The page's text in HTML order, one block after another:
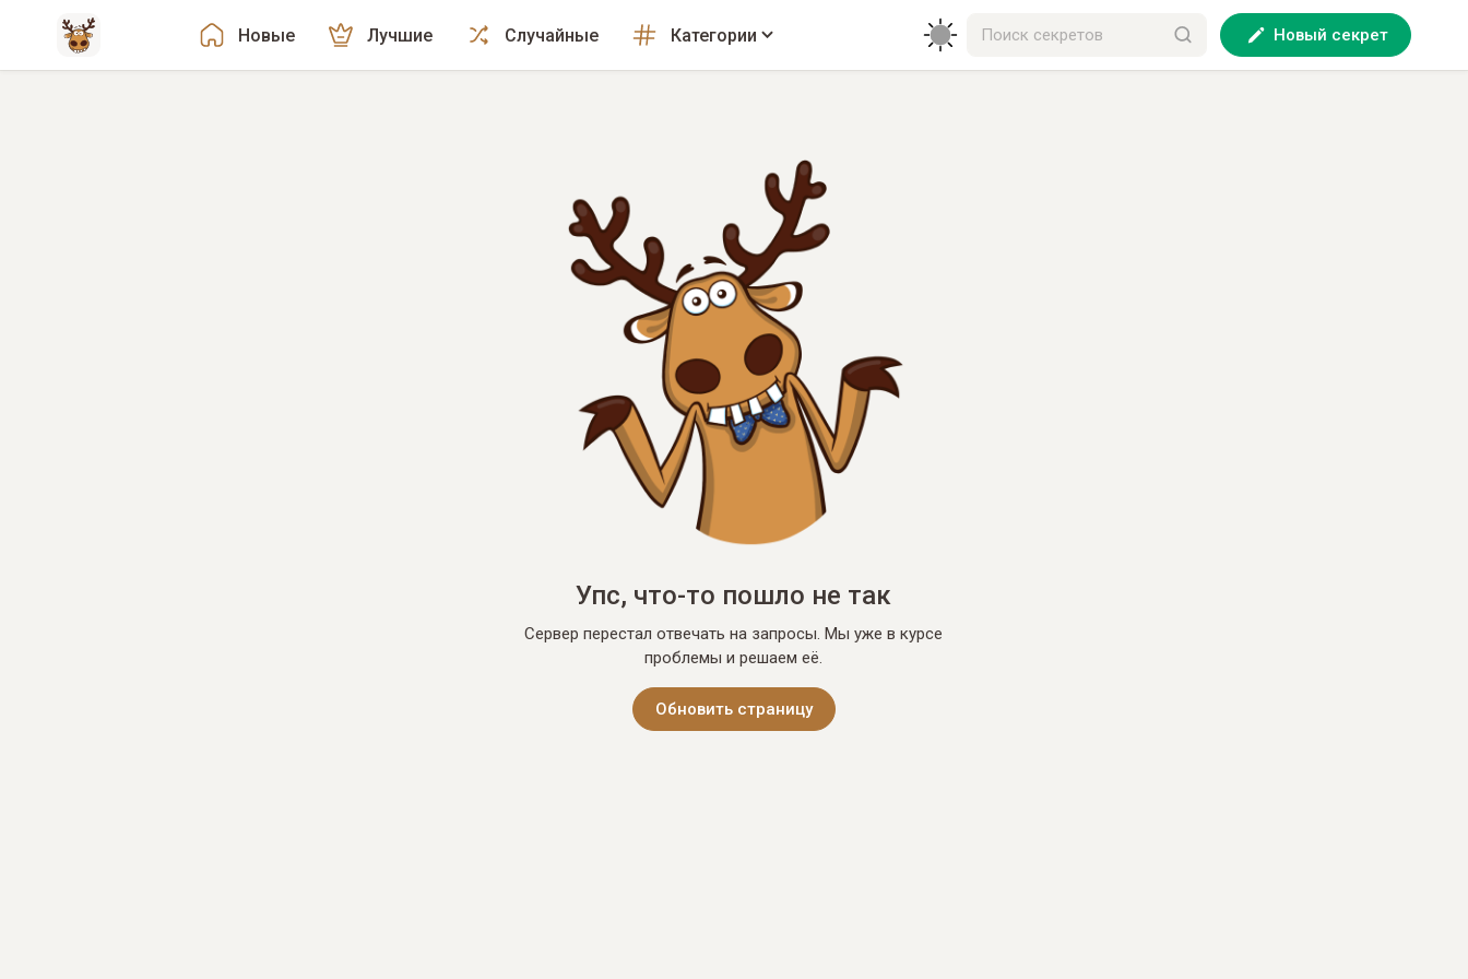
Новые Лучшие Случайные Категории Новый секрет
Упс, что-то пошло не так
Сервер перестал отвечать на запросы. Мы уже в курсе
проблемы и решаем её.
Обновить страницу